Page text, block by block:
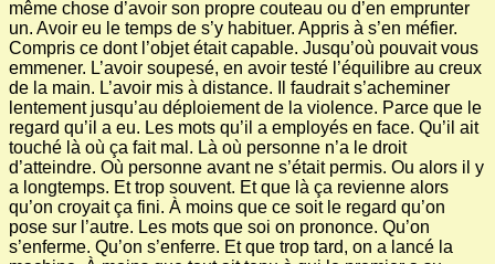
même chose d’avoir son propre couteau ou d’en emprunter
un. Avoir eu le temps de s’y habituer. Appris à s’en méfier.
Compris ce dont l’objet était capable. Jusqu’où pouvait vous
emmener. L’avoir soupesé, en avoir testé l’équilibre au creux
de la main. L’avoir mis à distance. Il faudrait s’acheminer
lentement jusqu’au déploiement de la violence. Parce que le
regard qu’il a eu. Les mots qu’il a employés en face. Qu’il ait
touché là où ça fait mal. Là où personne n’a le droit
d’atteindre. Où personne avant ne s’était permis. Ou alors il y
a longtemps. Et trop souvent. Et que là ça revienne alors
qu’on croyait ça fini. À moins que ce soit le regard qu’on
pose sur l’autre. Les mots que soi on prononce. Qu’on
s’enferme. Qu’on s’enferre. Et que trop tard, on a lancé la